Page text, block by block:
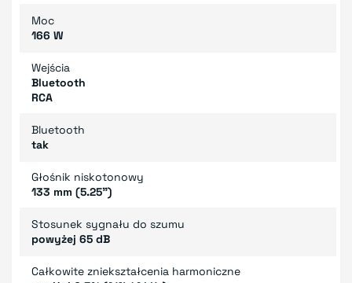
Moc
166 W
Wejścia
Bluetooth
RCA
Bluetooth
tak
Głośnik niskotonowy
133 mm (5.25")
Stosunek sygnału do szumu
powyżej 65 dB
Całkowite zniekształcenia harmoniczne